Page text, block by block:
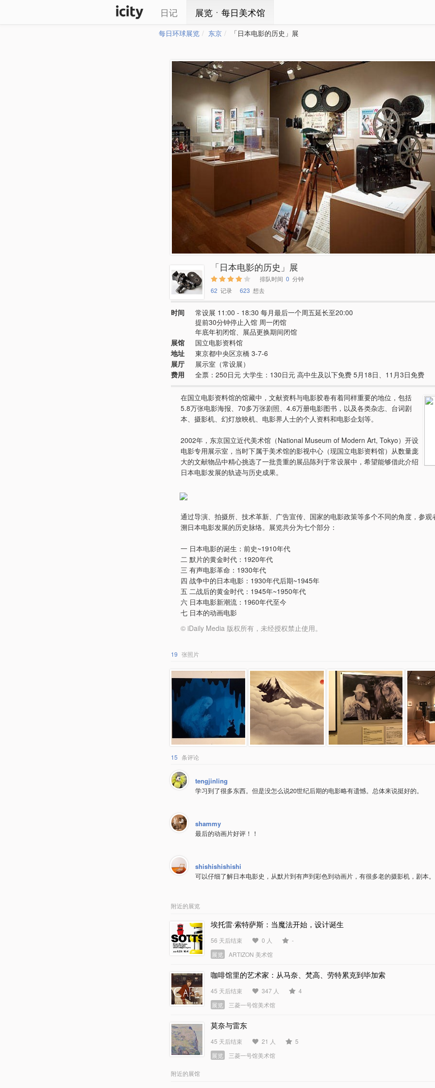
日记 展览ㆍ每日美术馆
每日环球展览 东京 「日本电影的历史」展
「日本电影的历史」展
排队时间 0 分钟
62 记录 623 想去
时间
常设展 11:00 - 18:30 每月最后一个周五延长至20:00
提前30分钟停止入馆 周一闭馆
年底年初闭馆、展品更换期间闭馆
展馆
国立电影资料馆
地址
東京都中央区京橋 3-7-6
展厅
展示室（常设展）
费用
全票：250日元 大学生：130日元 高中生及以下免费 5月18日、11月3日免费
在国立电影资料馆的馆藏中，文献资料与电影胶卷有着同样重要的地位，包括
5.8万张电影海报、70多万张剧照、4.6万册电影图书，以及各类杂志、台词剧
本、摄影机、幻灯放映机、电影界人士的个人资料和电影企划等。
2002年，东京国立近代美术馆（National Museum of Modern Art, Tokyo）开设
电影专用展示室，当时下属于美术馆的影视中心（现国立电影资料馆）从数量庞
大的文献物品中精心挑选了一批贵重的展品陈列于常设展中，希望能够借此介绍
日本电影发展的轨迹与历史成果。
通过导演、拍摄所、技术革新、广告宣传、国家的电影政策等多个不同的角度，参观
溯日本电影发展的历史脉络。展览共分为七个部分：
一 日本电影的诞生：前史~1910年代
二 默片的黄金时代：1920年代
三 有声电影革命：1930年代
四 战争中的日本电影：1930年代后期~1945年
五 二战后的黄金时代：1945年~1950年代
六 日本电影新潮流：1960年代至今
七 日本的动画电影
© iDaily Media 版权所有，未经授权禁止使用。
19 张照片
15 条评论
tengjinling
学习到了很多东西。但是没怎么说20世纪后期的电影略有遗憾。总体来说挺好的。
shammy
最后的动画片好评！！
shishishishishi
可以仔细了解日本电影史，从默片到有声到彩色到动画片，有很多老的摄影机，剧本。
附近的展览
埃托雷·索特萨斯：当魔法开始，设计诞生
56 天后结束 0 人
-
展览
ARTIZON 美术馆
咖啡馆里的艺术家：从马奈、梵高、劳特累克到毕加索
45 天后结束 347 人
4
展览
三菱一号馆美术馆
莫奈与雷东
45 天后结束 21 人
5
展览
三菱一号馆美术馆
附近的展馆